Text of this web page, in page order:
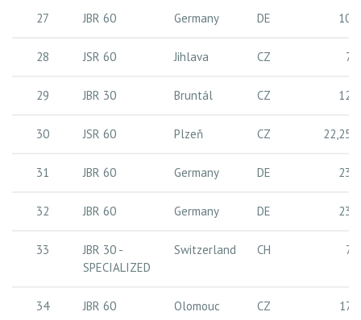
27 JBR 60 Germany DE 10
28 JSR 60 Jihlava CZ 7
29 JBR 30 Bruntál CZ 12
30 JSR 60 Plzeň CZ 22,25
31 JBR 60 Germany DE 23
32 JBR 60 Germany DE 23
33
JBR 30 -
SPECIALIZED
Switzerland CH 7
34 JBR 60 Olomouc CZ 17